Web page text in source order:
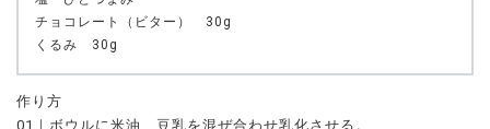
チョコレート（ビター） 30g
くるみ 30g
作り方
01｜ボウルに米油、豆乳を混ぜ合わせ乳化させる。